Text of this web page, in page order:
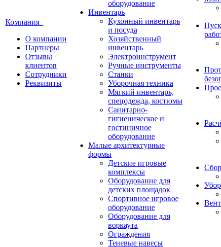
Компания
О компании
Партнеры
Отзывы
клиентов
Сотрудники
Реквизиты
оборудование
Инвентарь
Кухонный инвентарь
и посуда
Хозяйственный
инвентарь
Электроинструмент
Ручные инструменты
Станки
Уборочная техника
Мягкий инвентарь,
спецодежда, костюмы
Санитарно-
гигиеническое и
гостиничное
оборудование
Малые архитектурные
формы
Детские игровые
комплексы
Оборудование для
детских площадок
Спортивное игровое
оборудование
Оборудование для
воркаута
Ограждения
Теневые навесы